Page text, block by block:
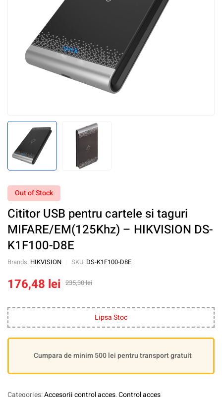
Out of Stock
Cititor USB pentru cartele si taguri
MIFARE/EM(125Khz) – HIKVISION DS-
K1F100-D8E
Brands: HIKVISION SKU: DS-K1F100-D8E
235,30lei
176,48 lei
Lipsa Stoc
Cumpara de minim 500 lei pentru transport gratuit
Categories:Accesorii control acces,Control acces